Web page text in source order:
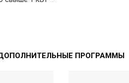
ПРОГРАММЫ